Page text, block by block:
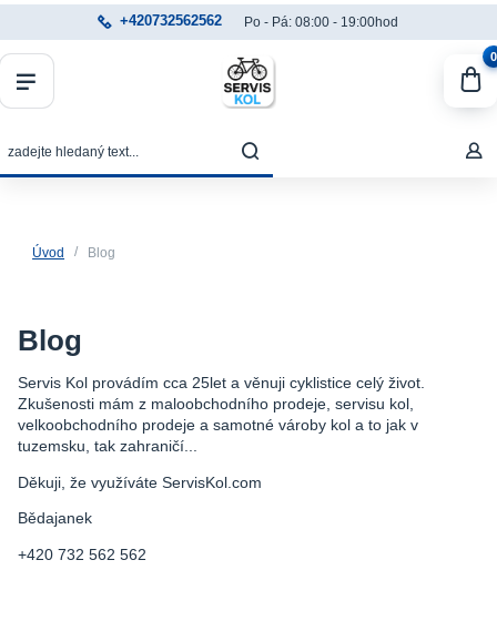
+420732562562 Po - Pá: 08:00 - 19:00hod
0
Úvod Blog
Blog
Servis Kol provádím cca 25let a věnuji cyklistice celý život.
Zkušenosti mám z maloobchodního prodeje, servisu kol,
velkoobchodního prodeje a samotné vároby kol a to jak v
tuzemsku, tak zahraničí...
Děkuji, že využíváte ServisKol.com
Bědajanek
+420 732 562 562